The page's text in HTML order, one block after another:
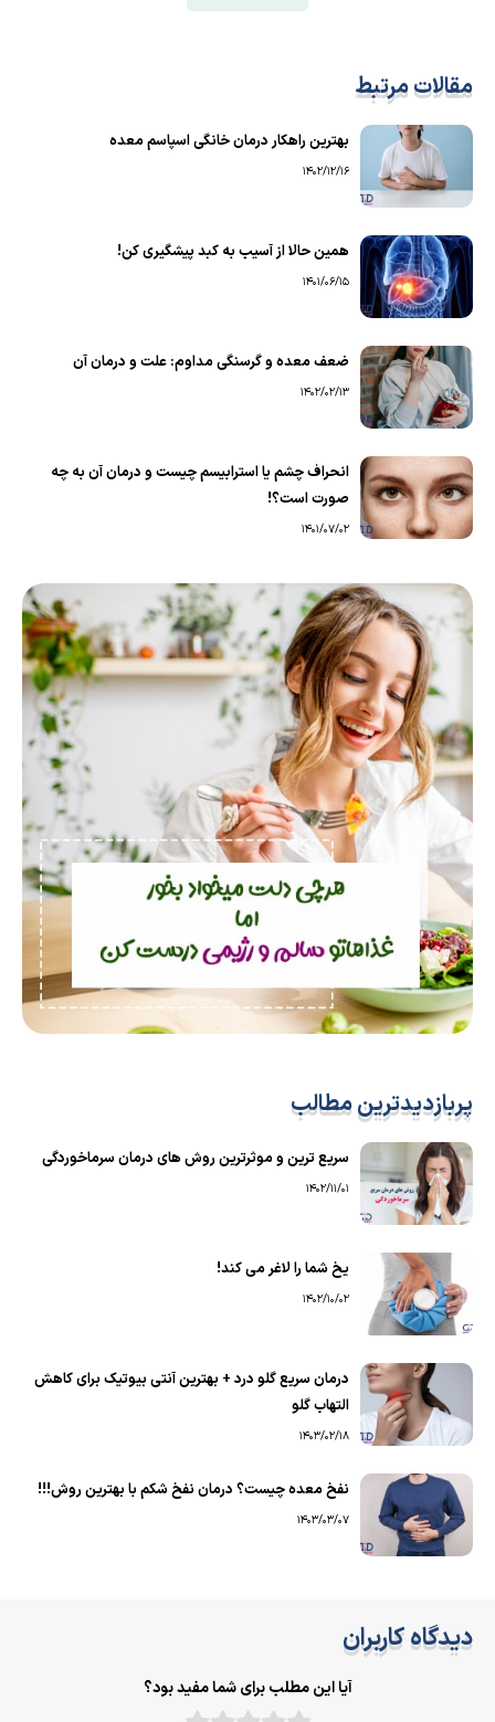
مقالات مرتبط
بهترین راهکار درمان خانگی اسپاسم معده
1402/12/16
همین حالا از آسیب به کبد پیشگیری کن!
1401/06/15
ضعف معده و گرسنگی مداوم: علت و درمان آن
1402/02/13
انحراف چشم یا استرابیسم چیست و درمان آن به چه
صورت است؟!
1401/07/02
پربازدیدترین مطالب
سریع ترین و موثرترین روش های درمان سرماخوردگی
1402/11/01
یخ شما را لاغر می کند!
1402/10/02
درمان سریع گلو درد + بهترین آنتی بیوتیک برای کاهش
التهاب گلو
1403/02/18
نفخ معده چیست؟ درمان نفخ شکم با بهترین روش!!!
1403/03/07
دیدگاه کاربران
آیا این مطلب برای شما مفید بود؟